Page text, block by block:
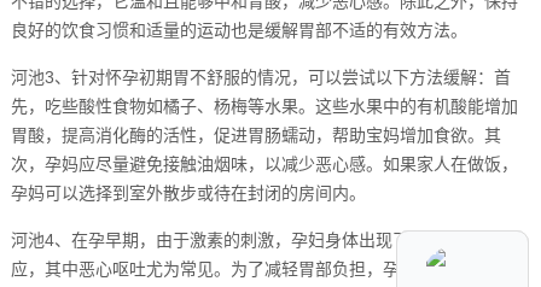
良好的饮食习惯和适量的运动也是缓解胃部不适的有效方法。
河池3、针对怀孕初期胃不舒服的情况，可以尝试以下方法缓解：首
先，吃些酸性食物如橘子、杨梅等水果。这些水果中的有机酸能增加
胃酸，提高消化酶的活性，促进胃肠蠕动，帮助宝妈增加食欲。其
次，孕妈应尽量避免接触油烟味，以减少恶心感。如果家人在做饭，
孕妈可以选择到室外散步或待在封闭的房间内。
河池4、在孕早期，由于激素的刺激，孕妇身体出现了一系列早孕反
应，其中恶心呕吐尤为常见。为了减轻胃部负担，孕妇应调整饮食习